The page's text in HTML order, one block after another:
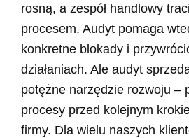
rosną, a zespół handlowy
procesem. Audyt pomaga
konkretne blokady i
działaniach. Ale audyt
potężne narzędzie rozwoju –
procesy przed kolejnym
firmy. Dla wielu naszych